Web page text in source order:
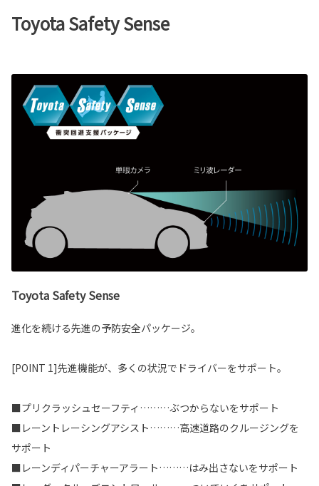
Toyota Safety Sense
Toyota Safety Sense
進化を続ける先進の予防安全パッケージ。
[POINT 1]先進機能が、多くの状況でドライバーをサポート。
■プリクラッシュセーフティ………ぶつからないをサポート
■レーントレーシングアシスト………高速道路のクルージングを
サポート
■レーンディパーチャーアラート………はみ出さないをサポート